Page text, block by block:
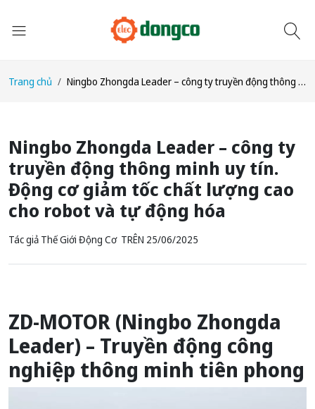
Trang chủ Ningbo Zhongda Leader – công ty truyền động thông minh uy tín. Động cơ giảm tốc chất lượng cao cho robot và tự động hóa
Ningbo Zhongda Leader – công ty
truyền động thông minh uy tín.
Động cơ giảm tốc chất lượng cao
cho robot và tự động hóa
Tác giả Thế Giới Động Cơ TRÊN 25/06/2025
ZD-MOTOR (Ningbo Zhongda
Leader) – Truyền động công
nghiệp thông minh tiên phong